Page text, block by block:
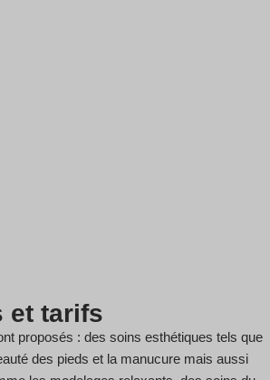
et tarifs
proposés : des soins esthétiques tels que
des pieds et la manucure mais aussi